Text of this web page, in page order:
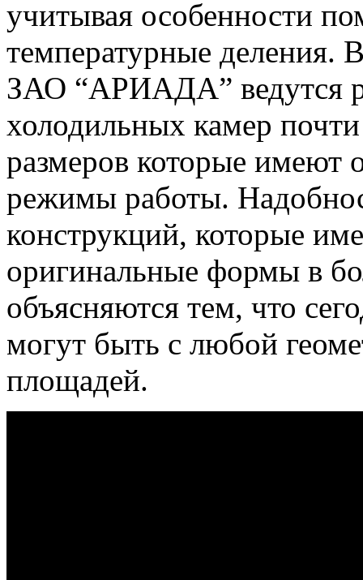
учитывая особенности
температурные деления.
ЗАО “АРИАДА” ведутся
холодильных камер
размеров которые имеют
режимы работы.
конструкций, которые
оригинальные формы в
объясняются тем, что
могут быть с любой
площадей.